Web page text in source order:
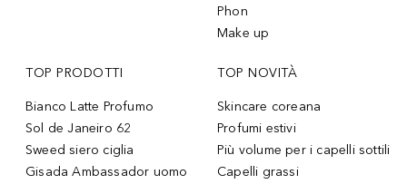
Phon
Make up
TOP PRODOTTI
Bianco Latte Profumo
Sol de Janeiro 62
Sweed siero ciglia
Gisada Ambassador uomo
TOP NOVITÀ
Skincare coreana
Profumi estivi
Più volume per i capelli sottili
Capelli grassi